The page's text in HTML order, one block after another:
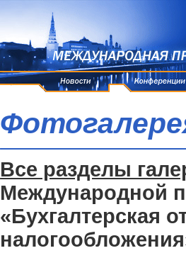
Все разделы
Международной
«Бухгалтерская